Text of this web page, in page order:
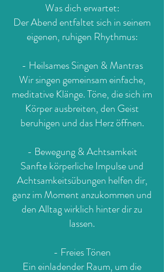
Was dich erwartet:
Der Abend entfaltet sich in seinem
eigenen, ruhigen Rhythmus:
- Heilsames Singen & Mantras
Wir singen gemeinsam einfache,
meditative Klänge. Töne, die sich im
Körper ausbreiten, den Geist
beruhigen und das Herz öffnen.
- Bewegung & Achtsamkeit
Sanfte körperliche Impulse und
Achtsamkeitsübungen helfen dir,
ganz im Moment anzukommen und
den Alltag wirklich hinter dir zu
lassen.
- Freies Tönen
Ein einladender Raum, um die